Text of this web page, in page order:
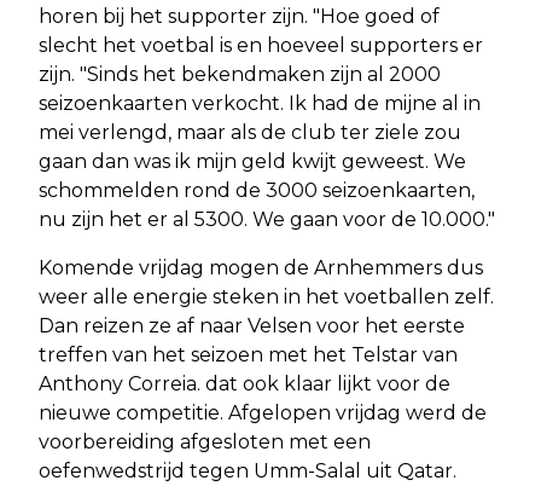
horen bij het supporter zijn. "Hoe goed of
slecht het voetbal is en hoeveel supporters er
zijn. "Sinds het bekendmaken zijn al 2000
seizoenkaarten verkocht. Ik had de mijne al in
mei verlengd, maar als de club ter ziele zou
gaan dan was ik mijn geld kwijt geweest. We
schommelden rond de 3000 seizoenkaarten,
nu zijn het er al 5300. We gaan voor de 10.000."
Komende vrijdag mogen de Arnhemmers dus
weer alle energie steken in het voetballen zelf.
Dan reizen ze af naar Velsen voor het eerste
treffen van het seizoen met het Telstar van
Anthony Correia. dat ook klaar lijkt voor de
nieuwe competitie. Afgelopen vrijdag werd de
voorbereiding afgesloten met een
oefenwedstrijd tegen Umm-Salal uit Qatar.